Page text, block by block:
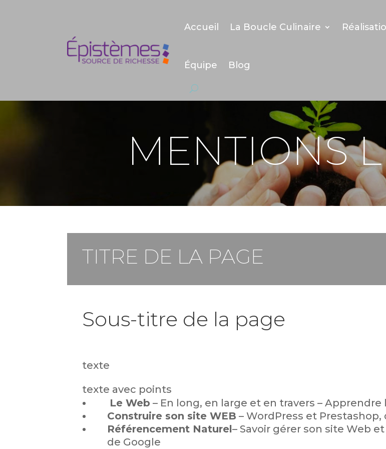
Accueil La Boucle Culinaire
Équipe Blog
MENTIONS
TITRE DE LA PAGE
Sous-titre de la page
texte
texte avec points
Le Web – En long, en large et en travers – Apprendre
Construire son site WEB – WordPress et
Référencement Naturel– Savoir gérer son site Web
de Google